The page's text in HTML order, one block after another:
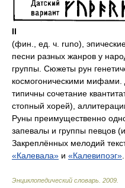
II
(фин., ед. ч. runo),
песни разных жанров у
группы. Сюжеты рун
космогоническими
типичны сочетание
стопный хорей),
Руны преимущественно
запевалы и группы певцов
Закреплённых мелодий
«Калевала» и «Калевипоэг».
Энциклопедический словарь 2009